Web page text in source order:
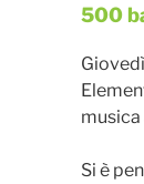
500
musica
Si è